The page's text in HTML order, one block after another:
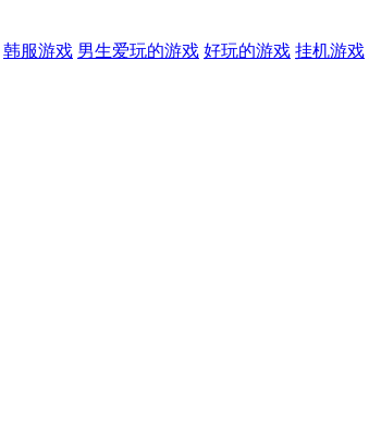
韩服游戏 男生爱玩的游戏 好玩的游戏 挂机游戏